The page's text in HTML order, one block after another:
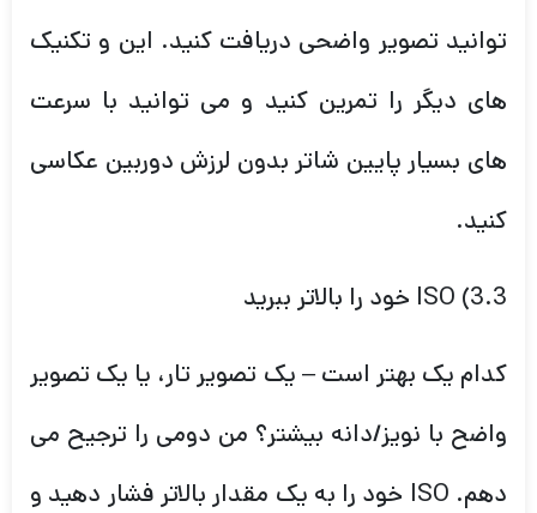
توانید تصویر واضحی دریافت کنید. این و تکنیک
های دیگر را تمرین کنید و می توانید با سرعت
های بسیار پایین شاتر بدون لرزش دوربین عکاسی
کنید.
3.3) ISO خود را بالاتر ببرید
کدام یک بهتر است – یک تصویر تار، یا یک تصویر
واضح با نویز/دانه بیشتر؟ من دومی را ترجیح می
دهم. ISO خود را به یک مقدار بالاتر فشار دهید و